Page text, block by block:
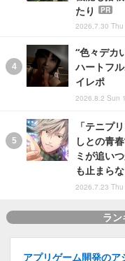
たり
PR
2026.7.30
“色々デカ
ハートフ
イレポ
2026.8.2 Sun
「テニプ
しとの青
ミが追い
も止まらな
2026.7.23
ラ
アプリゲーム開発の